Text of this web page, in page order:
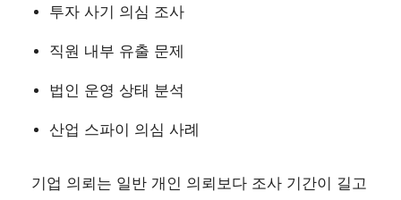
투자 사기 의심 조사
직원 내부 유출 문제
법인 운영 상태 분석
산업 스파이 의심 사례
기업 의뢰는 일반 개인 의뢰보다 조사 기간이 길고